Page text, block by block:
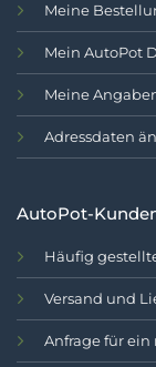
Meine
Mein AutoPot
Meine
Adressdaten
AutoPot-
Häufig
Versand und
Anfrage für ein